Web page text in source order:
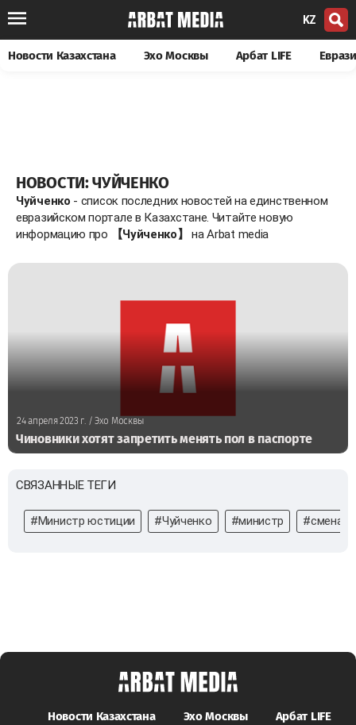
KZ
Новости Казахстана Эхо Москвы Арбат LIFE
НОВОСТИ: ЧУЙЧЕНКО
Чуйченко - список последних новостей на единственном
евразийском портале в Казахстане. Читайте новую
информацию про
【Чуйченко】 на Arbat media
24 апреля 2023 г./ Эхо Москвы
Чиновники хотят запретить менять пол в паспорте
СВЯЗАННЫЕ ТЕГИ
#Министр юстиции #Чуйченко #министр #смена
Новости Казахстана Эхо Москвы Арбат LIFE